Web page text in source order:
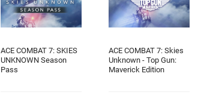
ACE COMBAT 7: SKIES
UNKNOWN Season
Pass
ACE COMBAT 7: Skies
Unknown - Top Gun:
Maverick Edition